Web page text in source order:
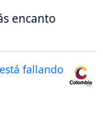
encanto